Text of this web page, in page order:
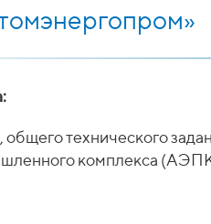
общего технического
комплекса